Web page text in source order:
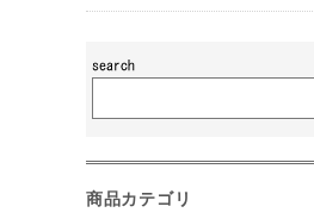
商品カテゴリ